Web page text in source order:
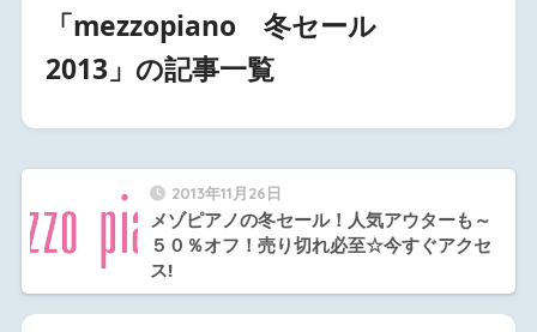
「mezzopiano 冬セール
2013」の記事一覧
2013年11月26日
メゾピアノの冬セール！人気アウターも～
５０％オフ！売り切れ必至☆今すぐアクセ
ス!